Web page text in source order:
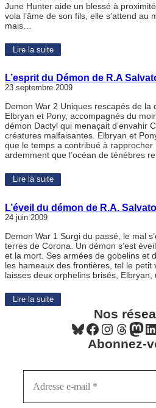
June Hunter aide un blessé à
vola l’âme de son fils, elle s’attend au
mais…
Lire la suite
L’esprit du Démon de R.A
23 septembre 2009
Demon War 2 Uniques rescapés de la
Elbryan et Pony, accompagnés du
démon Dactyl qui menaçait d’envahir
créatures malfaisantes. Elbryan et
que le temps a contribué à
ardemment que l’océan de ténèbres
Lire la suite
L’éveil du démon de R.A.
24 juin 2009
Demon War 1 Surgi du passé, le mal
terres de Corona. Un démon s’est
et la mort. Ses armées de gobelins et
les hameaux des frontières, tel le petit
laisses deux orphelins brisés, Elbryan,
Lire la suite
Nos
Bluesky Facebook Instagram Threads Mastodon LinkedIn
Abonnez-